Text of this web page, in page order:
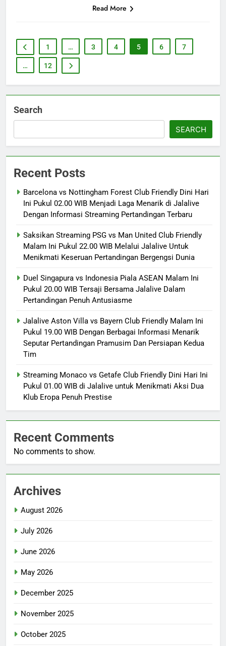
Read More
1 … 3 4 5 6 7
… 12
Search
SEARCH
Recent Posts
Barcelona vs Nottingham Forest Club Friendly Dini Hari
Ini Pukul 02.00 WIB Menjadi Laga Menarik di Jalalive
Dengan Informasi Streaming Pertandingan Terbaru
Saksikan Streaming PSG vs Man United Club Friendly
Malam Ini Pukul 22.00 WIB Melalui Jalalive Untuk
Menikmati Keseruan Pertandingan Bergengsi Dunia
Duel Singapura vs Indonesia Piala ASEAN Malam Ini
Pukul 20.00 WIB Tersaji Bersama Jalalive Dalam
Pertandingan Penuh Antusiasme
Jalalive Aston Villa vs Bayern Club Friendly Malam Ini
Pukul 19.00 WIB Dengan Berbagai Informasi Menarik
Seputar Pertandingan Pramusim Dan Persiapan Kedua
Tim
Streaming Monaco vs Getafe Club Friendly Dini Hari Ini
Pukul 01.00 WIB di Jalalive untuk Menikmati Aksi Dua
Klub Eropa Penuh Prestise
Recent Comments
No comments to show.
Archives
August 2026
July 2026
June 2026
May 2026
December 2025
November 2025
October 2025